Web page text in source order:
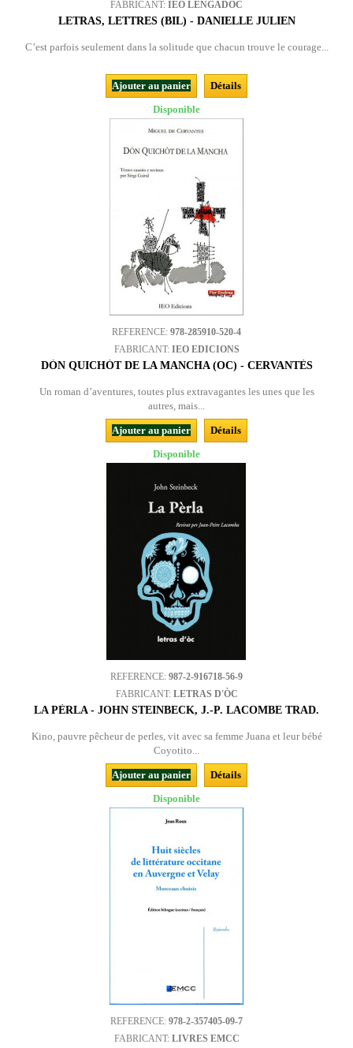
FABRICANT: IEO LENGADÒC
LETRAS, LETTRES (BIL) - DANIELLE JULIEN
C’est parfois seulement dans la solitude que chacun trouve le courage...
Ajouter au panier
Détails
Disponible
REFERENCE: 978-285910-520-4
FABRICANT: IEO EDICIONS
DÒN QUICHÒT DE LA MANCHA (OC) - CERVANTÈS
Un roman d’aventures, toutes plus extravagantes les unes que les
autres, mais...
Ajouter au panier
Détails
Disponible
REFERENCE: 987-2-916718-56-9
FABRICANT: LETRAS D'ÒC
LA PÈRLA - JOHN STEINBECK, J.-P. LACOMBE TRAD.
Kino, pauvre pêcheur de perles, vit avec sa femme Juana et leur bébé
Coyotito...
Ajouter au panier
Détails
Disponible
REFERENCE: 978-2-357405-09-7
FABRICANT: LIVRES EMCC